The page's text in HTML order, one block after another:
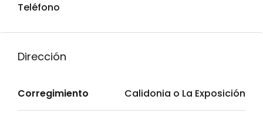
Teléfono
Dirección
Corregimiento Calidonia o La Exposición